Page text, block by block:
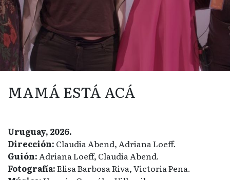
MAMÁ ESTÁ ACÁ
Uruguay, 2026.
Dirección: Claudia Abend, Adriana Loeff.
Guión:Adriana Loeff, Claudia Abend.
Fotografía:Elisa Barbosa Riva, Victoria Pena.